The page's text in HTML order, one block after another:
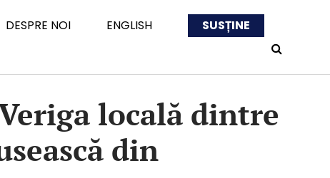
DESPRE NOI ENGLISH SUSȚINE
locală dintre
din